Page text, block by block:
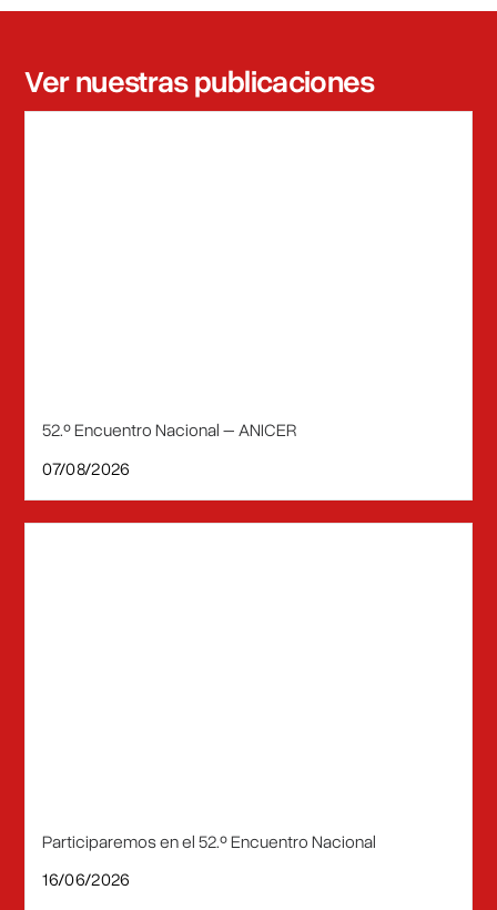
Ver nuestras publicaciones
52.º Encuentro Nacional – ANICER
07/08/2026
Participaremos en el 52.º Encuentro Nacional
16/06/2026